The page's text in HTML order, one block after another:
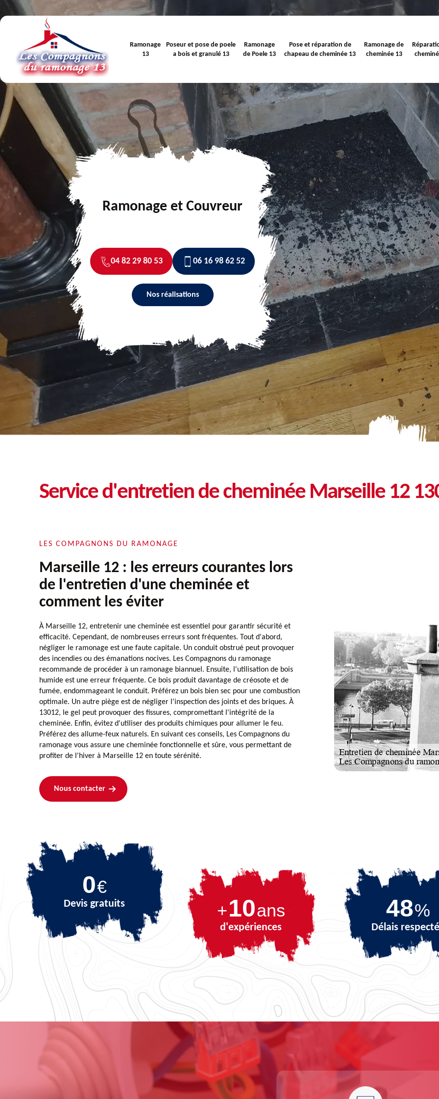
Ramonage
13
Poseur et pose de poele
a bois et granulé 13
Ramonage
de Poele 13
Pose et réparation de
chapeau de cheminée 13
Ramonage de
cheminée 13
Ramonage et Couvreur
04 82 29 80 53 06 16 98 62 52
Nos réalisations
Service d'entretien de cheminée Marseille 12
LES COMPAGNONS DU RAMONAGE
Marseille 12 : les erreurs courantes lors
de l'entretien d'une cheminée et
comment les éviter
À Marseille 12, entretenir une cheminée est essentiel pour garantir sécurité et
efficacité. Cependant, de nombreuses erreurs sont fréquentes. Tout d'abord,
négliger le ramonage est une faute capitale. Un conduit obstrué peut provoquer
des incendies ou des émanations nocives. Les Compagnons du ramonage
recommande de procéder à un ramonage biannuel. Ensuite, l'utilisation de bois
humide est une erreur fréquente. Ce bois produit davantage de créosote et de
fumée, endommageant le conduit. Préférez un bois bien sec pour une combustion
optimale. Un autre piège est de négliger l'inspection des joints et des briques. À
13012, le gel peut provoquer des fissures, compromettant l'intégrité de la
cheminée. Enfin, évitez d'utiliser des produits chimiques pour allumer le feu.
Préférez des allume-feux naturels. En suivant ces conseils, Les Compagnons du
ramonage vous assure une cheminée fonctionnelle et sûre, vous permettant de
profiter de l'hiver à Marseille 12 en toute sérénité.
Nous contacter
0€
Devis gratuits +10ans
d'expériences
68%
Délais